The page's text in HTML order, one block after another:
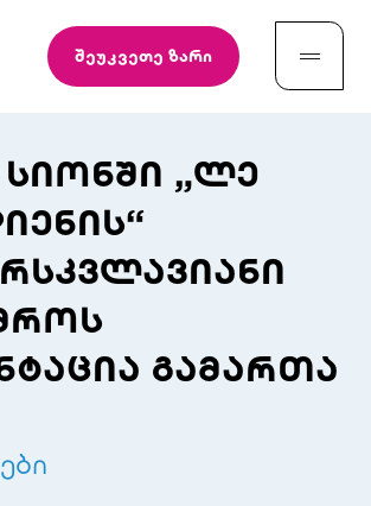
შეუკვეთე ზარი
სიონში „ლე
გამართა